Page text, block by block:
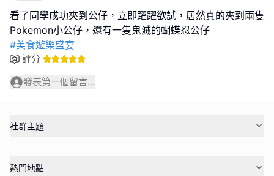
看了同學成功夾到公仔，立即躍躍欲試，居然真的夾到兩隻
#美食遊樂盛宴
評分
發表第一個留言...
社群主題
熱門地點